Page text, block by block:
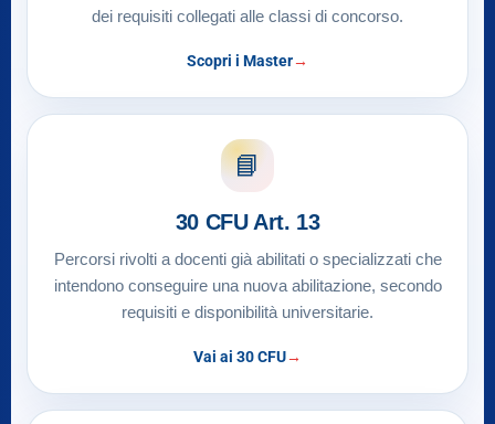
dei requisiti collegati alle classi di concorso.
Scopri i Master
📘
30 CFU Art. 13
Percorsi rivolti a docenti già abilitati o specializzati che
intendono conseguire una nuova abilitazione, secondo
requisiti e disponibilità universitarie.
Vai ai 30 CFU